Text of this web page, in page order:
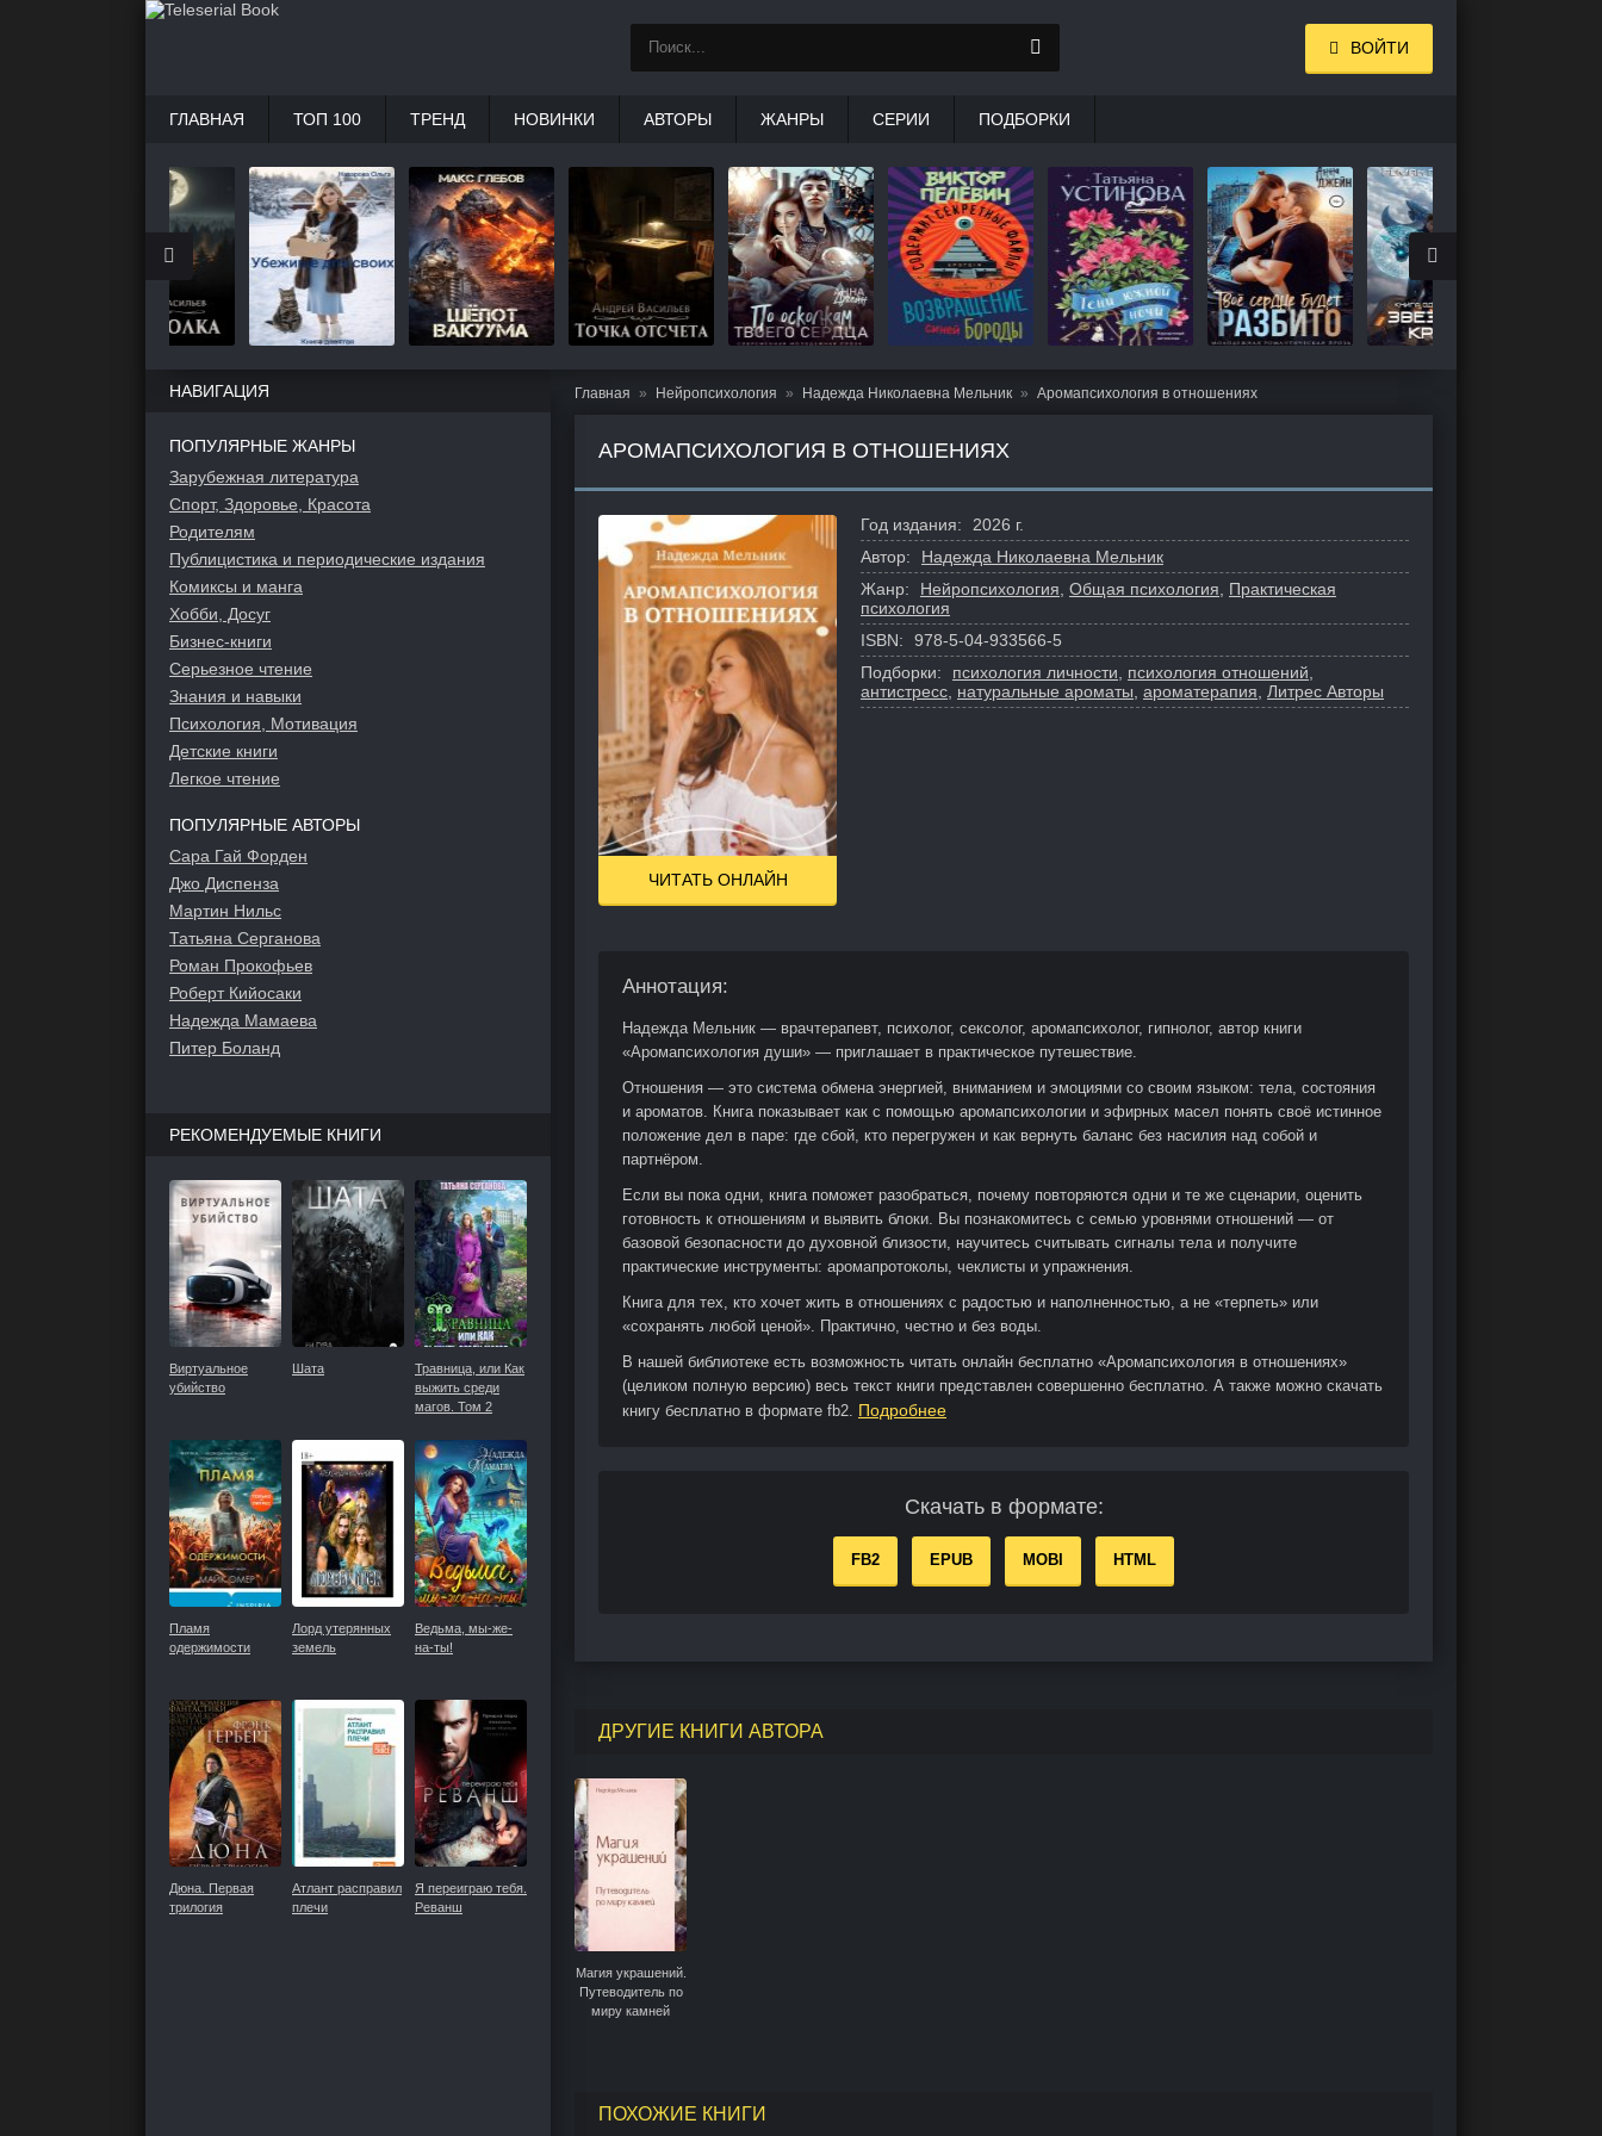
Главная Нейропсихология Надежда Николаевна Мельник Аромапсихология в отношениях
АРОМАПСИХОЛОГИЯ В ОТНОШЕНИЯХ
ЧИТАТЬ ОНЛАЙН
Год издания:
2026 г.
Автор:
Надежда Николаевна Мельник
Жанр:
Нейропсихология Общая психология
Практическая
психология
ISBN:
978-5-04-933566-5
Подборки:
психология личности психология отношений
антистресс натуральные ароматы ароматерапия Литрес Авторы
Аннотация:
Надежда Мельник — врачтерапевт, психолог, сексолог, аромапсихолог, гипнолог, автор книги
«Аромапсихология души» — приглашает в практическое путешествие.
Отношения — это система обмена энергией, вниманием и эмоциями со своим языком: тела, состояния
и ароматов. Книга показывает как с помощью аромапсихологии и эфирных масел понять своё истинное
положение дел в паре: где сбой, кто перегружен и как вернуть баланс без насилия над собой и
партнёром.
Если вы пока одни, книга поможет разобраться, почему повторяются одни и те же сценарии, оценить
готовность к отношениям и выявить блоки. Вы познакомитесь с семью уровнями отношений — от
базовой безопасности до духовной близости, научитесь считывать сигналы тела и получите
практические инструменты: аромапротоколы, чеклисты и упражнения.
Книга для тех, кто хочет жить в отношениях с радостью и наполненностью, а не «терпеть» или
«сохранять любой ценой». Практично, честно и без воды.
В нашей библиотеке есть возможность читать онлайн бесплатно «Аромапсихология в отношениях»
(целиком полную версию) весь текст книги представлен совершенно бесплатно. А также можно скачать
книгу бесплатно в формате fb2. Подробнее
Скачать в формате:
FB2 EPUB MOBI HTML
ДРУГИЕ КНИГИ АВТОРА
Магия украшений.
Путеводитель по
миру камней
ПОХОЖИЕ КНИГИ
НАВИГАЦИЯ
ПОПУЛЯРНЫЕ ЖАНРЫ
Зарубежная литература
Спорт, Здоровье, Красота
Родителям
Публицистика и периодические издания
Комиксы и манга
Хобби, Досуг
Бизнес-книги
Серьезное чтение
Знания и навыки
Психология, Мотивация
Детские книги
Легкое чтение
ПОПУЛЯРНЫЕ АВТОРЫ
Сара Гай Форден
Джо Диспенза
Мартин Нильс
Татьяна Серганова
Роман Прокофьев
Роберт Кийосаки
Надежда Мамаева
Питер Боланд
РЕКОМЕНДУЕМЫЕ КНИГИ
Виртуальное
убийство
Шата
Травница, или Как
выжить среди
магов. Том 2
Пламя
одержимости
Лорд утерянных
земель
Ведьма, мы-же-
на-ты!
Дюна. Первая
трилогия
Атлант расправил
плечи
Я переиграю тебя.
Реванш
ВОЙТИ
ГЛАВНАЯ ТОП 100 ТРЕНД НОВИНКИ АВТОРЫ ЖАНРЫ СЕРИИ ПОДБОРКИ